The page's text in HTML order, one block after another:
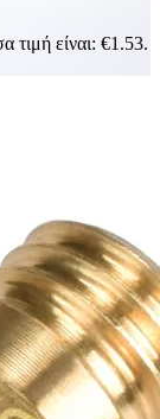
τιμή είναι: €1.53.